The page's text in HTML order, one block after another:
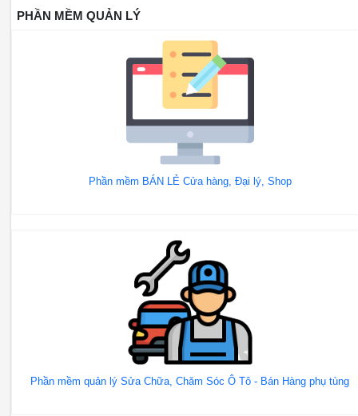
PHẦN MỀM QUẢN LÝ
Phần mềm BÁN LẺ Cửa hàng, Đại lý, Shop
Phần mềm quản lý Sửa Chữa, Chăm Sóc Ô Tô - Bán Hàng phụ tùng